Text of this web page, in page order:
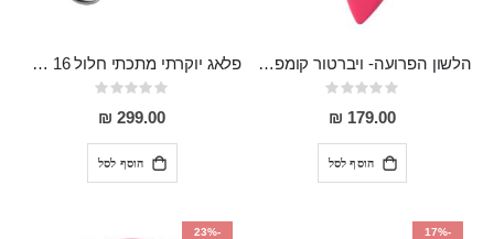
הלשון הפרועה- ויברטור קומפקטי אוראלי מפנק נטען בעל 12 מצבי רטט, מסיליקון
Rating:
0%
179.00 ₪
הוסף לסל
פלאג יוקרתי מתכתי חלול 16 סמ אורך 4.3 רוחב Gertrud
Rating:
0%
299.00 ₪
הוסף לסל
-17%
-23%